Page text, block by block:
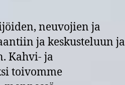
neuvojien ja
ja keskusteluun ja
Kahvi- ja
toivomme